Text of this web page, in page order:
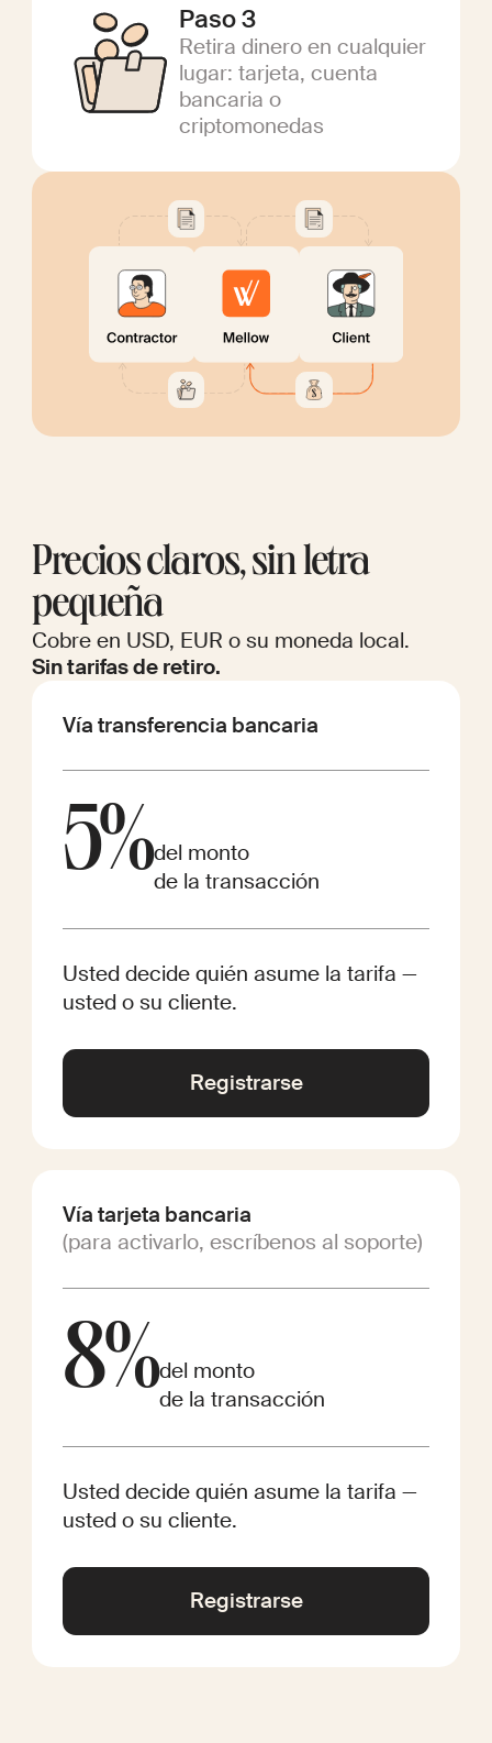
Paso 3
Retira dinero en cualquier
lugar: tarjeta, cuenta
bancaria o
criptomonedas
Precios claros, sin letra
pequeña
Cobre en USD, EUR o su moneda local.
Sin tarifas de retiro.
Vía transferencia bancaria
5%del monto
de la transacción
Usted decide quién asume la tarifa —
usted o su cliente.
Registrarse
Vía tarjeta bancaria
(para activarlo, escríbenos al soporte)
8%del monto
de la transacción
Usted decide quién asume la tarifa —
usted o su cliente.
Registrarse